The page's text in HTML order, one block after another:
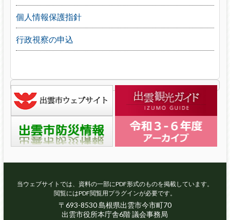
個人情報保護指針
行政視察の申込
当ウェブサイトでは、資料の一部にPDF形式のものを掲載しています。
閲覧にはPDF閲覧用プラグインが必要です。
〒693-8530 島根県出雲市今市町70
出雲市役所本庁舎6階 議会事務局